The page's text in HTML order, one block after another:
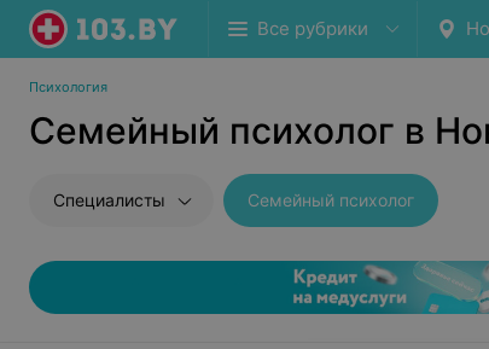
Все рубрики
Психология
Семейный психолог в
Специалисты Семейный психолог